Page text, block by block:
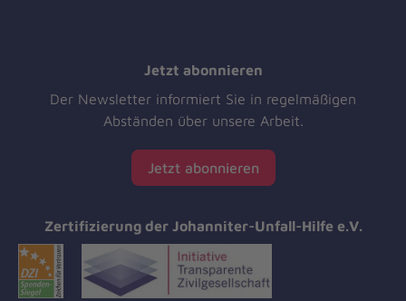
Jetzt abonnieren
Der Newsletter informiert Sie in regelmäßigen
Abständen über unsere Arbeit.
Jetzt abonnieren
Zertifizierung der Johanniter-Unfall-Hilfe e.V.